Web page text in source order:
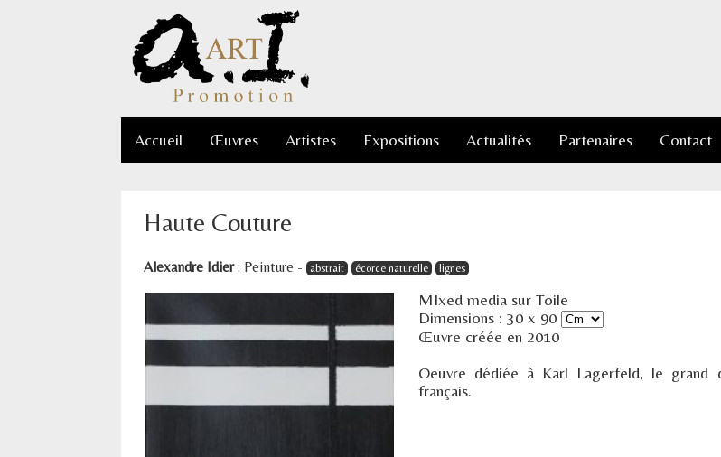
Accueil Œuvres Artistes Expositions Actualités Partenaires Contact
Haute Couture
Alexandre Idier: Peinture - abstrait écorce naturelle lignes
MIxed media sur Toile
Dimensions : 30 x 90
Œuvre créée en 2010
Oeuvre dédiée à Karl Lagerfeld, le grand
français.